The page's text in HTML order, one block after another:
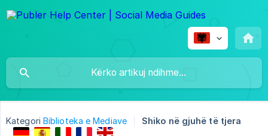
Kategori Biblioteka e Mediave Shiko në gjuhë të tjera